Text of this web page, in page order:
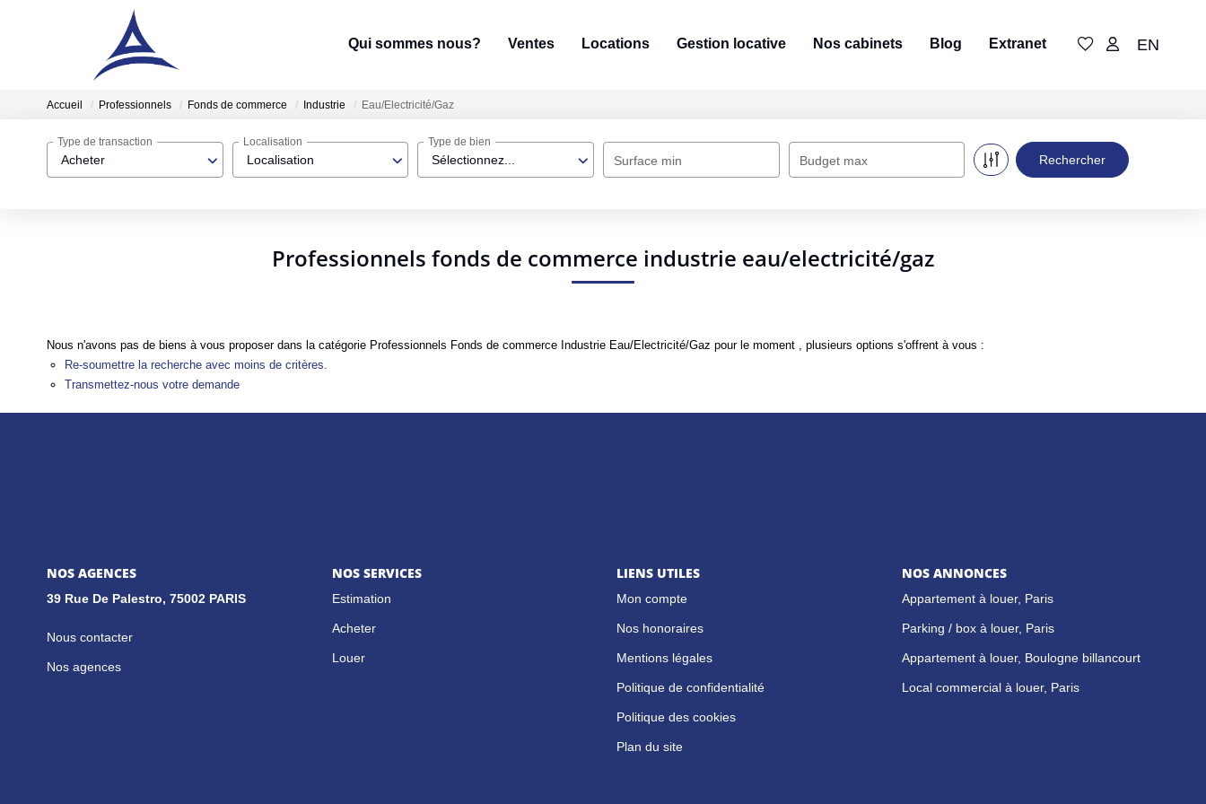
Qui sommes nous? Ventes Locations Gestion locative Nos cabinets Blog Extranet EN
Accueil Professionnels Fonds de commerce Industrie Eau/Electricité/Gaz
Acheter
Type de transaction
Localisation
Localisation
Sélectionnez...
Type de bien
Surface min Budget max
Professionnels fonds de commerce industrie eau/electricité/gaz
Nous n'avons pas de biens à vous proposer dans la catégorie Professionnels Fonds de commerce Industrie Eau/Electricité/Gaz pour le moment , plusieurs options s'offrent à vous :
Re-soumettre la recherche avec moins de critères.
Transmettez-nous votre demande
NOS AGENCES
39 Rue De Palestro, 75002 PARIS
Nous contacter
Nos agences
NOS SERVICES
Estimation
Acheter
Louer
LIENS UTILES
Mon compte
Nos honoraires
Mentions légales
Politique de confidentialité
Politique des cookies
Plan du site
NOS ANNONCES
Appartement à louer, Paris
Parking / box à louer, Paris
Appartement à louer, Boulogne billancourt
Local commercial à louer, Paris